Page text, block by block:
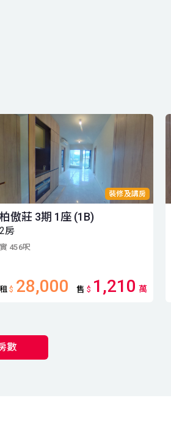
裝修及講房
柏傲莊 3期 1座 (1B)
2房
實 456呎
售 $ 1,210 萬
租 $ 28,000
數